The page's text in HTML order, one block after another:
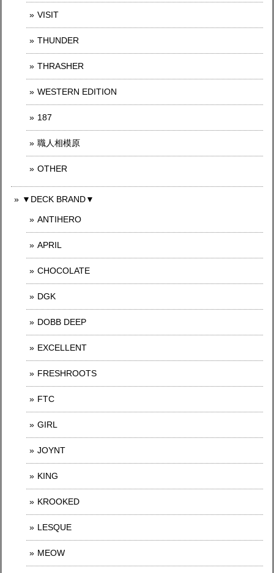
VISIT
THUNDER
THRASHER
WESTERN EDITION
187
職人相模原
OTHER
▼DECK BRAND▼
ANTIHERO
APRIL
CHOCOLATE
DGK
DOBB DEEP
EXCELLENT
FRESHROOTS
FTC
GIRL
JOYNT
KING
KROOKED
LESQUE
MEOW